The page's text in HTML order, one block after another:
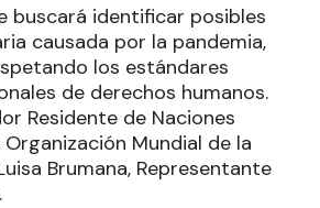
buscará identificar posibles
causada por la pandemia,
los estándares
de derechos humanos.
Residente de Naciones
Mundial de la
Brumana, Representante